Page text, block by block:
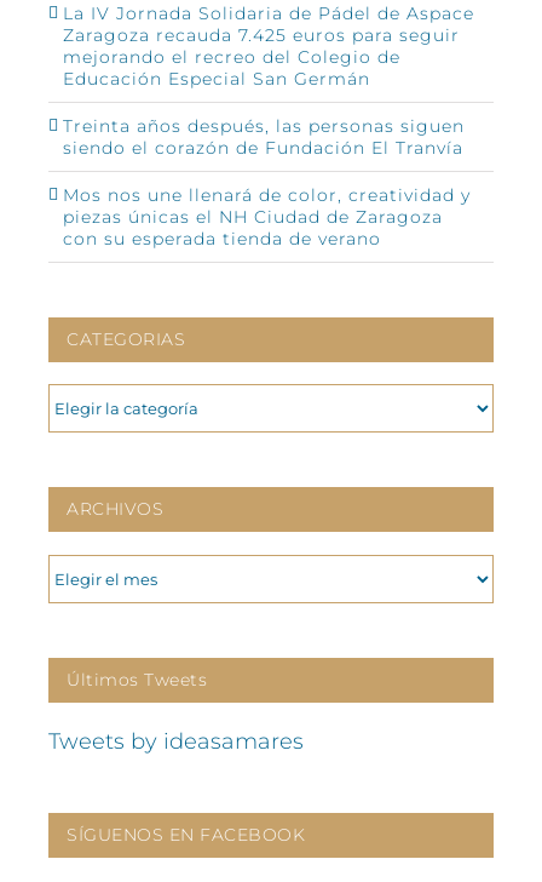
La IV Jornada Solidaria de Pádel de Aspace
Zaragoza recauda 7.425 euros para seguir
mejorando el recreo del Colegio de
Educación Especial San Germán
Treinta años después, las personas siguen
siendo el corazón de Fundación El Tranvía
Mos nos une llenará de color, creatividad y
piezas únicas el NH Ciudad de Zaragoza
con su esperada tienda de verano
CATEGORIAS
CATEGORIAS
ARCHIVOS
ARCHIVOS
Últimos Tweets
Tweets by ideasamares
SÍGUENOS EN FACEBOOK